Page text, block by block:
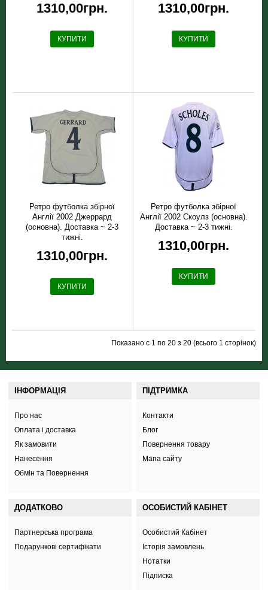
1310,00грн.
КУПИТИ
1310,00грн.
КУПИТИ
Ретро футболка збірної
Англії 2002 Джеррард
(основна). Доставка ~ 2-3
тижні.
1310,00грн.
КУПИТИ
Ретро футболка збірної
Англії 2002 Скоулз (основна).
Доставка ~ 2-3 тижні.
1310,00грн.
КУПИТИ
Показано с 1 по 20 з 20 (всього 1 сторінок)
ІНФОРМАЦІЯ
Про нас
Оплата і доставка
Як замовити
Нанесення
Обмін та Повернення
ПІДТРИМКА
Контакти
Блог
Повернення товару
Мапа сайту
ДОДАТКОВО
Партнерська програма
Подарункові сертифікати
ОСОБИСТИЙ КАБІНЕТ
Особистий Кабінет
Історія замовлень
Нотатки
Підписка